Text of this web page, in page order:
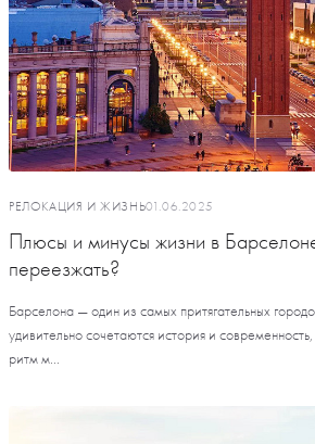
РЕЛОКАЦИЯ И ЖИЗНЬ01.06.2025
Плюсы и минусы жизни в
переезжать?
Барселона — один из самых притягательных
удивительно сочетаются история и
ритм м...